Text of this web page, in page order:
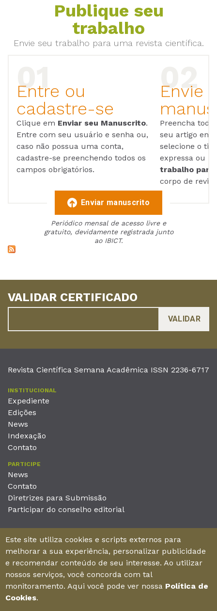
Publique seu
trabalho
Envie seu trabalho para uma revista científica.
Entre ou
cadastre-se
Clique em Enviar seu Manuscrito.
Entre com seu usuário e senha ou,
caso não possua uma conta,
cadastre-se preenchendo todos os
campos obrigatórios.
Envie
Preencha
seu artigo em
selecione o
expressa ou
trabalho para
corpo de
Enviar manuscrito
Periódico mensal de acesso livre e
gratuito, devidamente registrada junto
ao IBICT.
VALIDAR CERTIFICADO
Revista Científica Semana Acadêmica ISSN 2236-6717
INSTITUCIONAL
Expediente
Edições
News
Indexação
Contato
PARTICIPE
News
Contato
Diretrizes para Submissão
Participar do conselho editorial
Unieducar Inteligência Educacional Ltda
CNPJ: 05.569.970/0001-26
Av. Desembargador Moreira, No. 2001 – 11º andar - Bairro
Aldeota
Fortaleza – Ceará - Brasil - CEP 60170-001
Este site utiliza cookies e scripts externos para
melhorar a sua experiência, personalizar publicidade
e recomendar conteúdo de seu interesse. Ao utilizar
nossos serviços, você concorda com tal
monitoramento. Aqui você pode ver nossa Política de
Cookies.